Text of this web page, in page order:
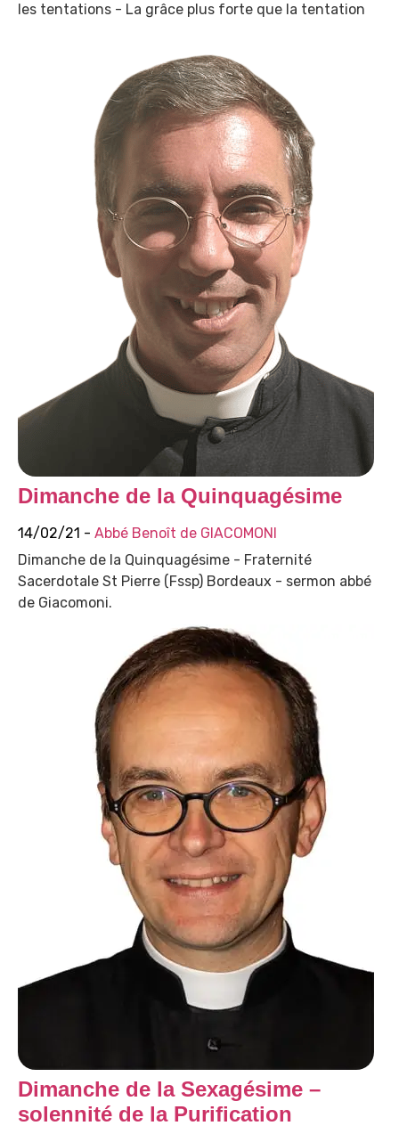
les tentations - La grâce plus forte que la tentation
Dimanche de la Quinquagésime
14/02/21 - Abbé Benoît de GIACOMONI
Dimanche de la Quinquagésime - Fraternité
Sacerdotale St Pierre (Fssp) Bordeaux - sermon abbé
de Giacomoni.
Dimanche de la Sexagésime –
solennité de la Purification